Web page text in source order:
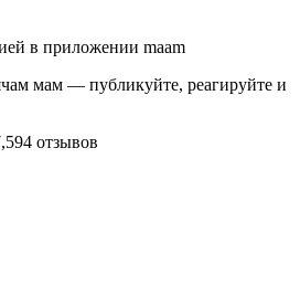
в приложении maam
мам — публикуйте, реагируйте и
отзывов